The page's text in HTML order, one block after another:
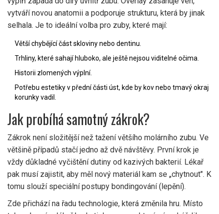
vytváří novou anatomii a podporuje strukturu, která by jinak
selhala. Je to ideální volba pro zuby, které mají:
Větší chybějící část skloviny nebo dentinu.
Trhliny, které sahají hluboko, ale ještě nejsou viditelné očima.
Historii zlomených výplní.
Potřebu estetiky v přední části úst, kde by kov nebo tmavý okraj
korunky vadil.
Jak probíhá samotný zákrok?
Zákrok není složitější než tažení většího molárního zubu. Ve
většině případů stačí jedno až dvě návštěvy. První krok je
vždy důkladné vyčištění dutiny od kazivých bakterií. Lékař
pak musí zajistit, aby měl nový materiál kam se „chytnout". K
tomu slouží speciální postupy bondingování (lepění).
Zde přichází na řadu technologie, která změnila hru. Místo